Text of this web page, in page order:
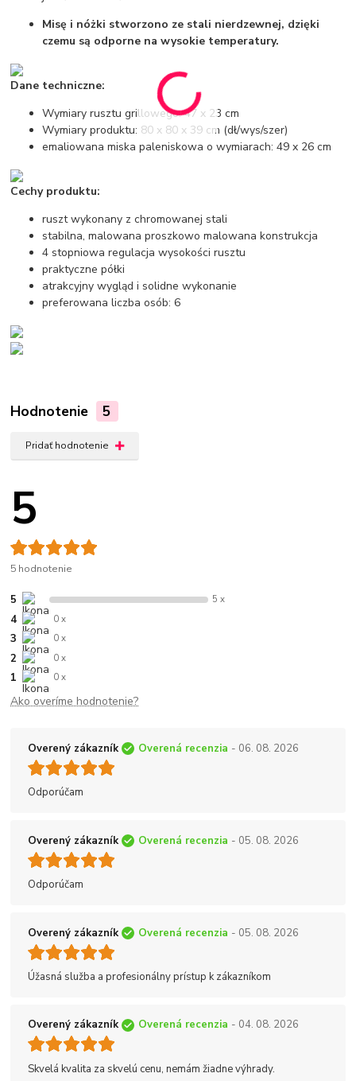
Misę i nóżki stworzono ze stali nierdzewnej, dzięki
czemu są odporne na wysokie temperatury.
Dane techniczne:
Wymiary rusztu grillowego: 47 x 23 cm
Wymiary produktu: 80 x 80 x 39 cm (dł/wys/szer)
emaliowana miska paleniskowa o wymiarach: 49 x 26 cm
Cechy produktu:
ruszt wykonany z chromowanej stali
stabilna, malowana proszkowo malowana konstrukcja
4 stopniowa regulacja wysokości rusztu
praktyczne półki
atrakcyjny wygląd i solidne wykonanie
preferowana liczba osób: 6
Hodnotenie 5
Pridať hodnotenie
5
5 hodnotenie
5 5 x
4 0 x
3 0 x
2 0 x
1 0 x
Ako overíme hodnotenie?
Overený zákazník Overená recenzia - 06. 08. 2026
Odporúčam
Overený zákazník Overená recenzia - 05. 08. 2026
Odporúčam
Overený zákazník Overená recenzia - 05. 08. 2026
Úžasná služba a profesionálny prístup k zákazníkom
Overený zákazník Overená recenzia - 04. 08. 2026
Skvelá kvalita za skvelú cenu, nemám žiadne výhrady.